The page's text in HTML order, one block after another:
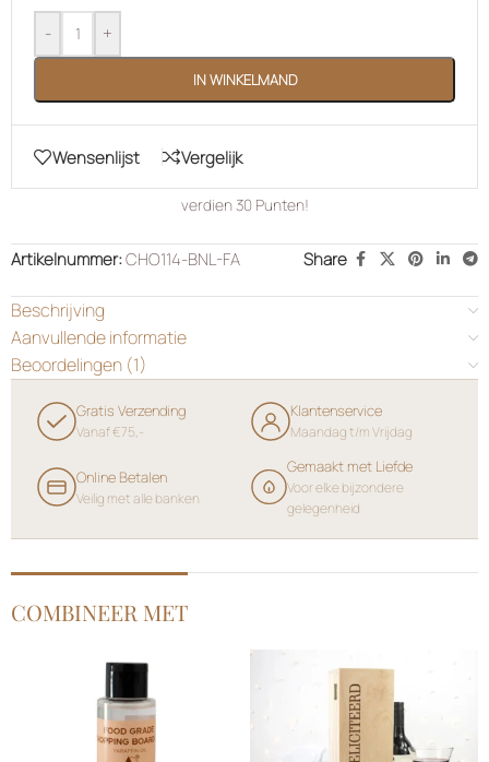
- +
IN WINKELMAND
Wensenlijst Vergelijk
verdien30 Punten!
Artikelnummer:CHO114-BNL-FA Share
Beschrijving
Aanvullende informatie
Beoordelingen (1)
Gratis Verzending
Vanaf €75,-
Klantenservice
Maandag t/m Vrijdag
Online Betalen
Veilig met alle banken
Gemaakt met Liefde
Voor elke bijzondere
gelegenheid
COMBINEER MET